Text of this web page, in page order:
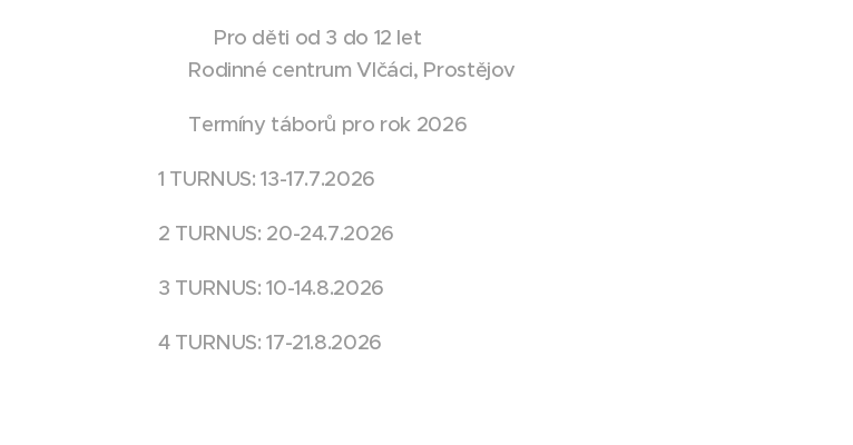
Pro děti od 3 do 12 let
Rodinné centrum Vlčáci, Prostějov
Termíny táborů pro rok 2026
1 TURNUS: 13-17.7.2026
2 TURNUS: 20-24.7.2026
3 TURNUS: 10-14.8.2026
4 TURNUS: 17-21.8.2026